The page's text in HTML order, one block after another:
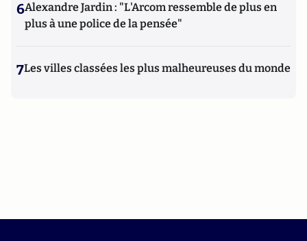
6Alexandre Jardin : "L'Arcom ressemble de plus en
plus à une police de la pensée"
7Les villes classées les plus malheureuses du monde